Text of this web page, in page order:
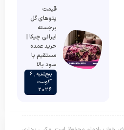
قیمت
پتوهای گل
برجسته
ایرانی چیکا |
خرید عمده
مستقیم با
سود بالا
پنج‌شنبه , 6
آگوست
2026